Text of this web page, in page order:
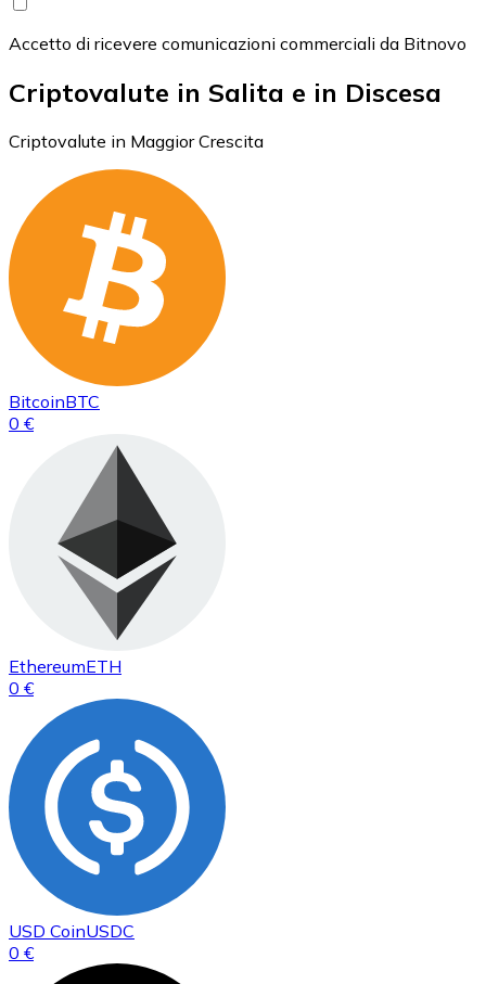
Accetto di ricevere comunicazioni commerciali da Bitnovo
Criptovalute in Salita e in Discesa
Criptovalute in Maggior Crescita
BitcoinBTC
0 €
EthereumETH
0 €
USD CoinUSDC
0 €